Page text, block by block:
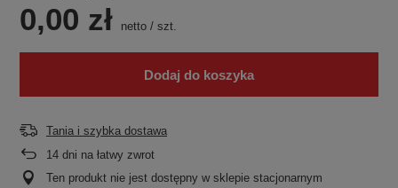
0,00 zł netto / szt.
Dodaj do koszyka
Tania i szybka dostawa
14 dni na łatwy zwrot
Ten produkt nie jest dostępny w sklepie stacjonarnym